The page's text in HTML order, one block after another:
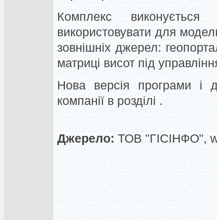
Комплекс
використовувати для
зовнішніх джерел:
матриці висот під
Нова версія програми і
компанії в розділі .
Джерело: ТОВ "ГІСІНФО",